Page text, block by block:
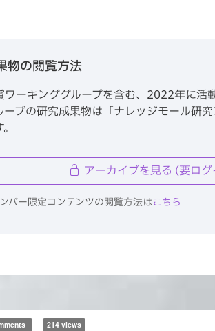
物の閲覧方法
ワーキンググループを含む、2022年に活
ープの研究成果物は「ナレッジモール研
アーカイブを見る (要ロ
バー限定コンテンツの閲覧方法はこちら
214 views